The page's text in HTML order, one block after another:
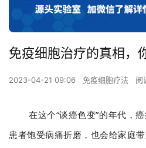
免疫细胞治疗的真相，
2023-04-21 09:06 免疫细胞疗法 阅
在这个“谈癌色变”的年代，
患者饱受病痛折磨，也会给家庭